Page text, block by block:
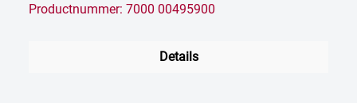
Productnummer: 7000 00495900
Details